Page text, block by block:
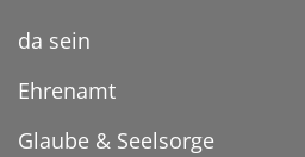
da sein
Ehrenamt
Glaube & Seelsorge